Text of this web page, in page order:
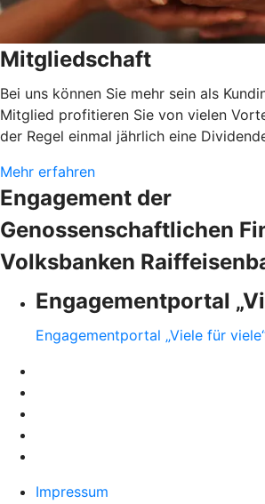
Mitgliedschaft
Bei uns können Sie mehr sein als
Mitglied profitieren Sie von vielen
der Regel einmal jährlich eine
Mehr erfahren
Engagement der
Genossenschaftlichen
Volksbanken
Engagementportal
Engagementportal „Viele für
Impressum